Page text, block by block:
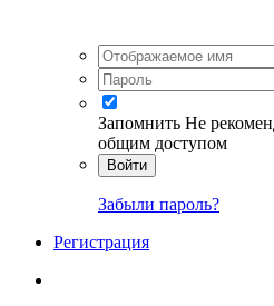
Запомнить Не
общим доступом
Войти
Забыли пароль?
Регистрация